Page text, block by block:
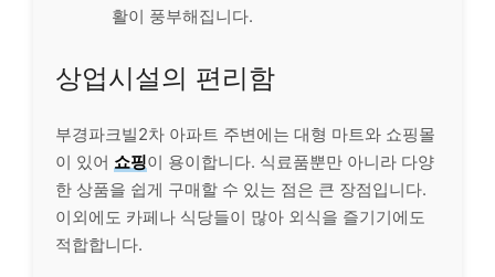
활이 풍부해집니다.
상업시설의 편리함
부경파크빌2차 아파트 주변에는 대형 마트와 쇼핑몰
이 있어 쇼핑이 용이합니다. 식료품뿐만 아니라 다양
한 상품을 쉽게 구매할 수 있는 점은 큰 장점입니다.
이외에도 카페나 식당들이 많아 외식을 즐기기에도
적합합니다.